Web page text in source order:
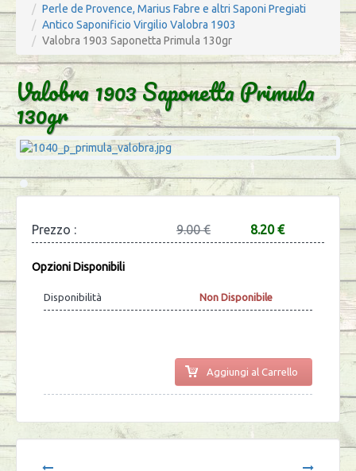
Perle de Provence, Marius Fabre e altri Saponi Pregiati
Antico Saponificio Virgilio Valobra 1903
Valobra 1903 Saponetta Primula 130gr
Valobra 1903 Saponetta Primula
130gr
Prezzo : 8.20 €
9.00 €
Opzioni Disponibili
Disponibilità Non Disponibile
Aggiungi al Carrello